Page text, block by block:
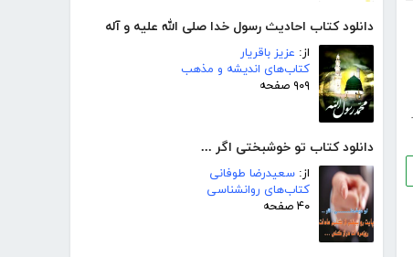
دانلود کتاب احادیث رسول خدا صلی الله علیه و آله
از: عزیز باقریار
کتاب‌های اندیشه و مذهب
۹۰۹ صفحه
دانلود کتاب تو خوشبختی اگر ...
از: سعیدرضا طوفانی
کتاب‌های روانشناسی
۴۰ صفحه